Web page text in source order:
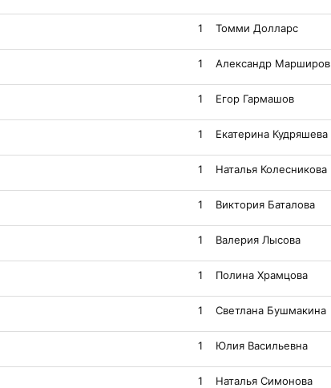
1 Томми Долларс
1 Александр Марширов
1 Егор Гармашов
1 Екатерина Кудряшева
1 Наталья Колесникова
1 Виктория Баталова
1 Валерия Лысова
1 Полина Храмцова
1 Светлана Бушмакина
1 Юлия Васильевна
1 Наталья Симонова